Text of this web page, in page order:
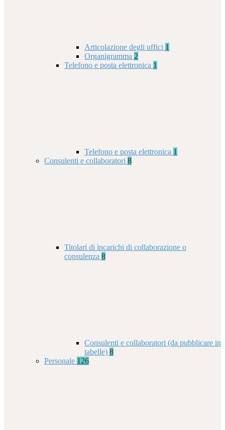
Articolazione degli uffici 1
Organigramma 2
Telefono e posta elettronica 1
Telefono e posta elettronica 1
Consulenti e collaboratori 8
Titolari di incarichi di collaborazione o
consulenza 8
Consulenti e collaboratori (da pubblicare in
tabelle) 8
Personale 126